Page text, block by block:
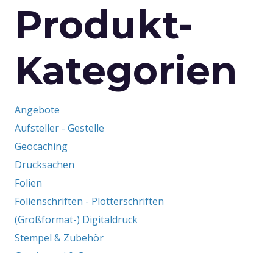
Produkt-
Kategorien
Angebote
Aufsteller - Gestelle
Geocaching
Drucksachen
Folien
Folienschriften - Plotterschriften
(Großformat-) Digitaldruck
Stempel & Zubehör